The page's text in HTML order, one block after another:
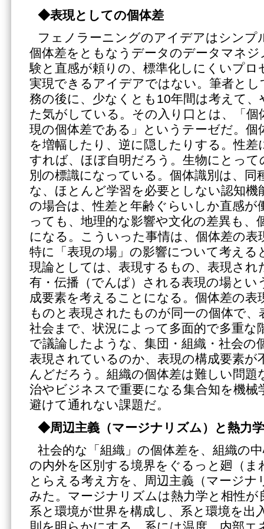
◆表現としての個体差
フェノラーニングのアイデアはシンプ
個体差をともなうデータのデータマネ
験と直感が頼りの、標準化しにくいプロ
実現できるアイデアではない。筆者とし
務の後に、少なくとも10年間は考えて
た気がしている。その入り口とは、「個
現の個体差である」というテーゼだ。個
を増幅したり、逆に隠したりする。性差
すれば、ほぼ自明だろう。生物にとって
別の標識になっている。個体識別は、同
な、ほとんど学習を必要としない認知機
の場合は、性差と年齢ぐらいしか直感が
っても、地理的な影響や文化の差異も、
になる。こういった事情は、個体差の表
特に「表現の場」の影響について考える
現論としては、表現するもの、表現され
有・伝播（でんぱ）される表現の場とい
成要素を考えることになる。個体差の表
ものと表現されたものが同一の個体で、
社会まで、状況によって多面的で多重な
で議論したような、集団・組織・社会の
表現されているのか、表現の構成要素が
んどだろう。組織の個体差は難しい問題
治やビジネスで重要になる集合知を機械
避けて通れない課題だ。
◆周辺主義（マージナリズム）と熱力学
社会的な「組織」の個体差を、組織の
の内外を区別する境界をぐるっと廻（ま
とらえる考え方を、周辺主義（マージナ
みた。マージナリズムは熱力学と相性が
系と環境が世界を構成し、系と環境を出